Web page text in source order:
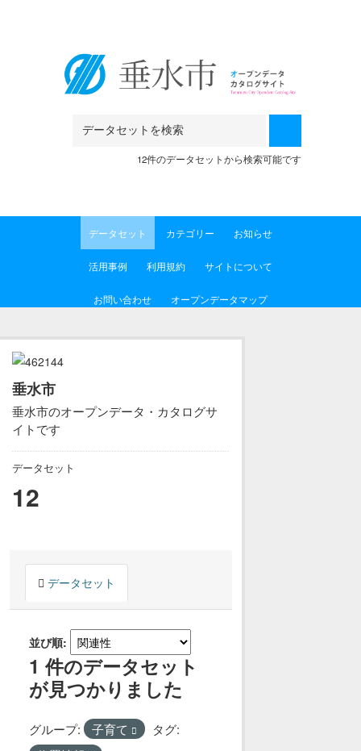
12件のデータセットから検索可能です
データセット カテゴリー お知らせ
活用事例 利用規約 サイトについて
お問い合わせ オープンデータマップ
垂水市
垂水市のオープンデータ・カタログサ
イトです
データセット
12
データセット
並び順
1 件のデータセット
が見つかりました
グループ: 子育て
タグ: